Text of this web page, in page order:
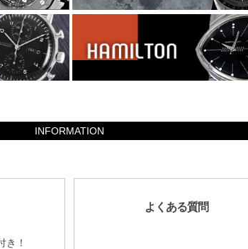
INFORMATION
き！
よくある質問